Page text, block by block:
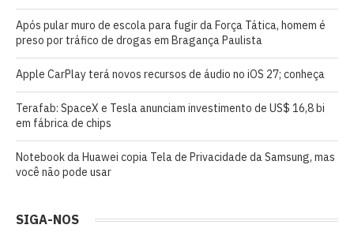
Após pular muro de escola para fugir da Força Tática, homem é
preso por tráfico de drogas em Bragança Paulista
Apple CarPlay terá novos recursos de áudio no iOS 27; conheça
Terafab: SpaceX e Tesla anunciam investimento de US$ 16,8 bi
em fábrica de chips
Notebook da Huawei copia Tela de Privacidade da Samsung, mas
você não pode usar
SIGA-NOS